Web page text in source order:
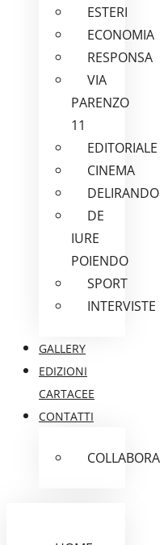
ESTERI
ECONOMIA
RESPONSA
VIA
PARENZO
11
EDITORIALE
CINEMA
DELIRANDO
DE
IURE
POIENDO
SPORT
INTERVISTE
GALLERY
EDIZIONI
CARTACEE
CONTATTI
COLLABORA